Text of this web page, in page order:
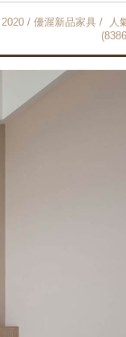
/ 優渥新品家具 / 人